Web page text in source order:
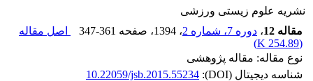
نشریه علوم زیستی ورزشی
مقاله 12
، دوره 7، شماره 2 ، 1394 ، صفحه 347-361
اصل مقاله
(
254.89 K
)
نوع مقاله: مقاله پژوهشی
شناسه دیجیتال (DOI):
10.22059/jsb.2015.55234